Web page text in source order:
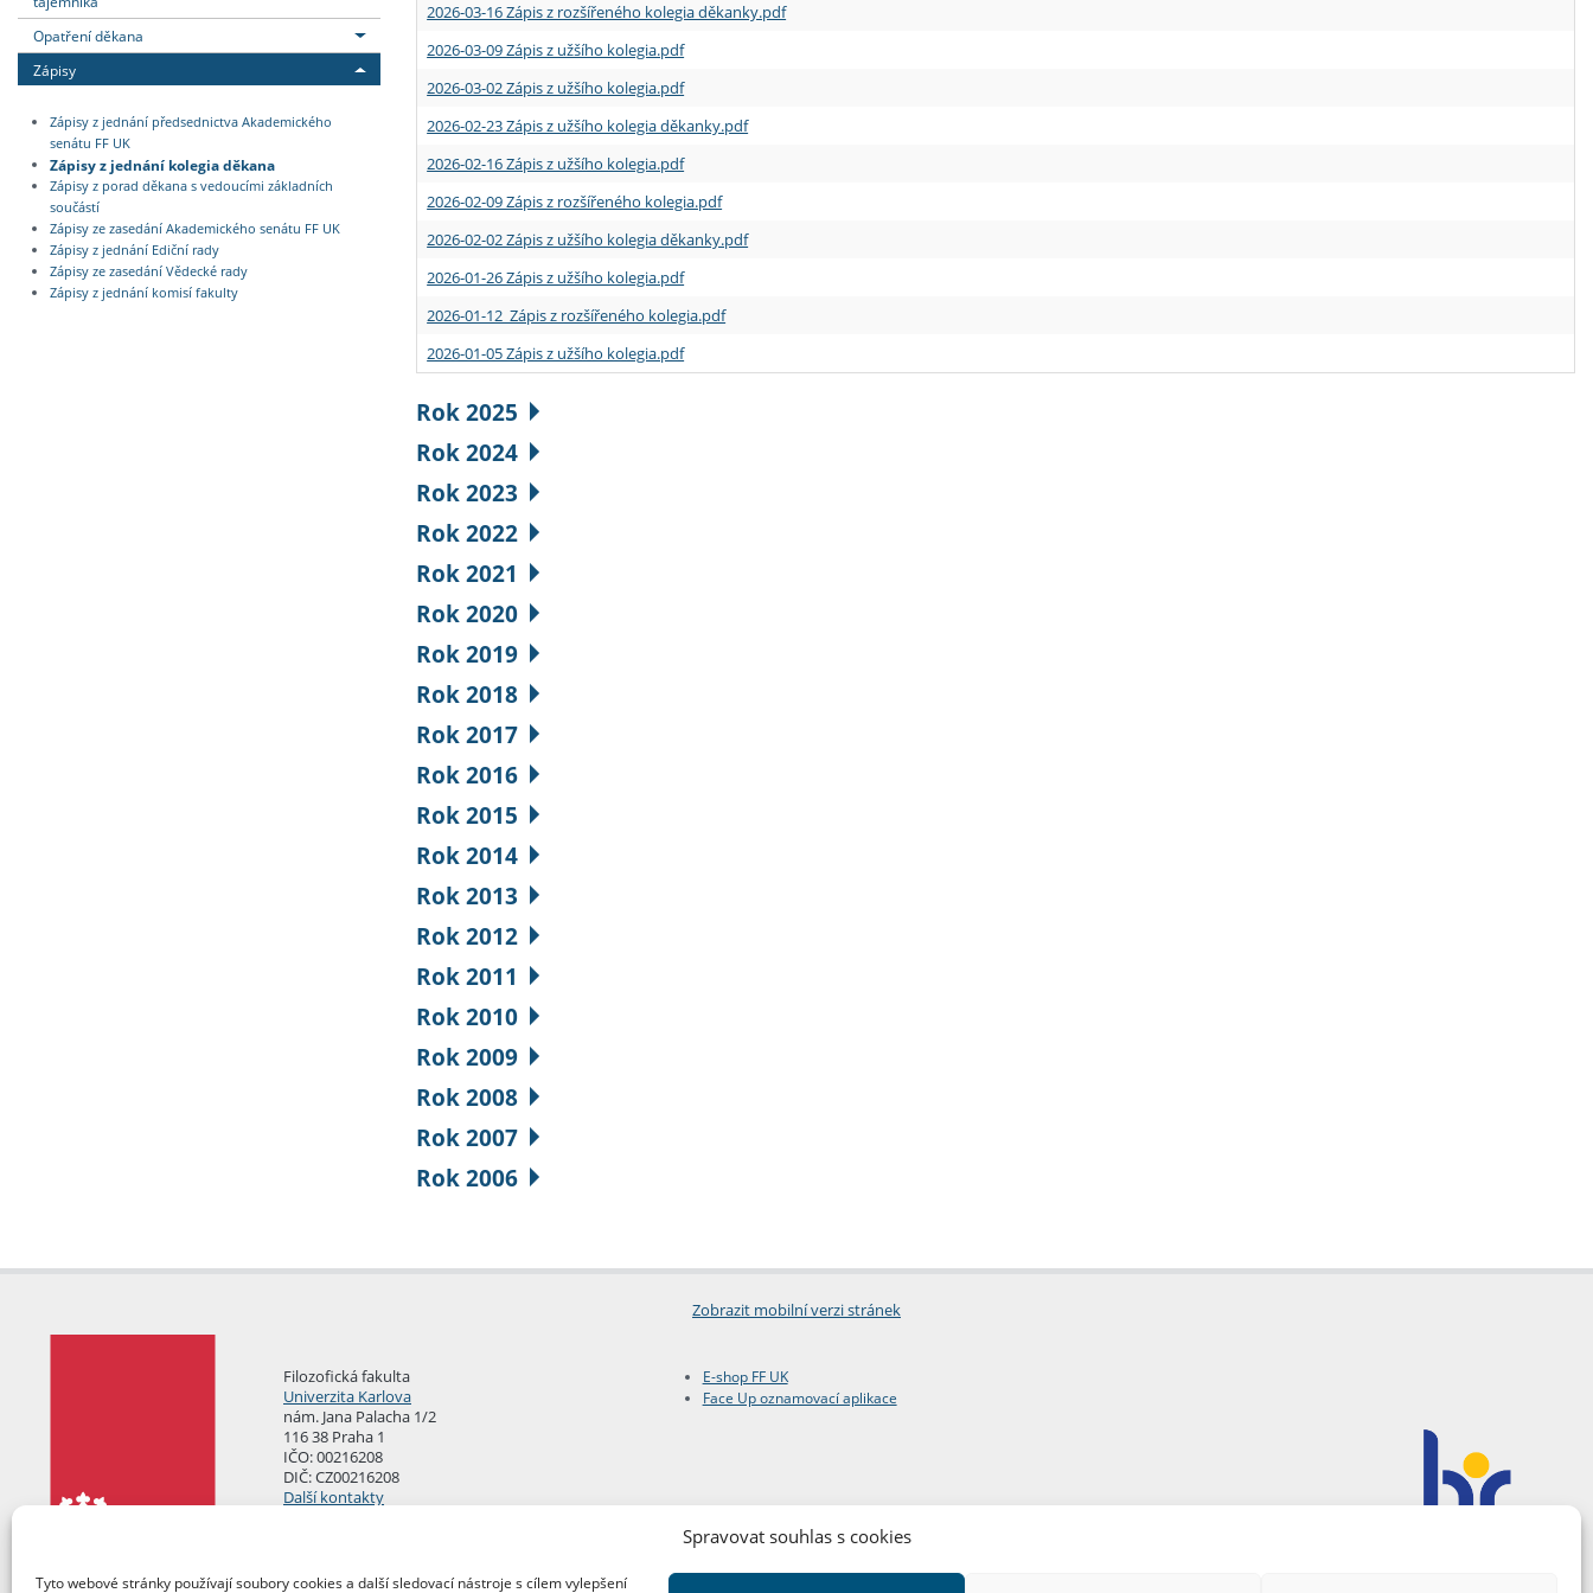
Spravovat souhlas s cookies
Tyto webové stránky používají soubory cookies a další sledovací nástroje s cílem vylepšení
Opatření děkana
Zápisy
Zápisy z jednání předsednictva Akademického
senátu FF UK
Zápisy z jednání kolegia děkana
Zápisy z porad děkana s vedoucími základních
součástí
Zápisy ze zasedání Akademického senátu FF UK
Zápisy z jednání Ediční rady
Zápisy ze zasedání Vědecké rady
Zápisy z jednání komisí fakulty
2026-03-16 Zápis z rozšířeného kolegia děkanky.pdf
2026-03-09 Zápis z užšího kolegia.pdf
2026-03-02 Zápis z užšího kolegia.pdf
2026-02-23 Zápis z užšího kolegia děkanky.pdf
2026-02-16 Zápis z užšího kolegia.pdf
2026-02-09 Zápis z rozšířeného kolegia.pdf
2026-02-02 Zápis z užšího kolegia děkanky.pdf
2026-01-26 Zápis z užšího kolegia.pdf
2026-01-12 Zápis z rozšířeného kolegia.pdf
2026-01-05 Zápis z užšího kolegia.pdf
Rok 2025
Rok 2024
Rok 2023
Rok 2022
Rok 2021
Rok 2020
Rok 2019
Rok 2018
Rok 2017
Rok 2016
Rok 2015
Rok 2014
Rok 2013
Rok 2012
Rok 2011
Rok 2010
Rok 2009
Rok 2008
Rok 2007
Rok 2006
Zobrazit mobilní verzi stránek
Filozofická fakulta
Univerzita Karlova
nám. Jana Palacha 1/2
116 38 Praha 1
IČO: 00216208
DIČ: CZ00216208
Další kontakty
E-shop FF UK
Face Up oznamovací aplikace